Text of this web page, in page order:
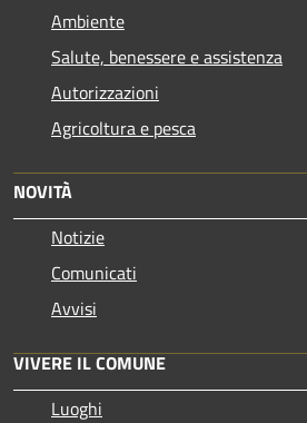
Ambiente
Salute, benessere e assistenza
Autorizzazioni
Agricoltura e pesca
NOVITÀ
Notizie
Comunicati
Avvisi
VIVERE IL COMUNE
Luoghi